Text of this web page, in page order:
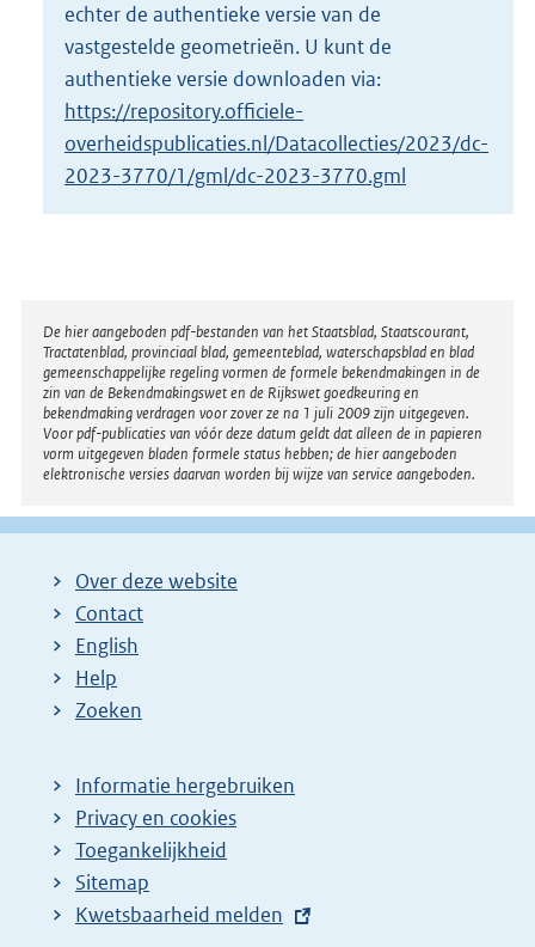
3
3
9
echter de authentieke versie van de
vastgestelde geometrieën. U kunt de
authentieke versie downloaden via:
https://repository.officiele-
overheidspublicaties.nl/Datacollecties/2023/dc-
2023-3770/1/gml/dc-2023-3770.gml
Disclaimer
De hier aangeboden pdf-bestanden van het Staatsblad, Staatscourant,
Tractatenblad, provinciaal blad, gemeenteblad, waterschapsblad en blad
gemeenschappelijke regeling vormen de formele bekendmakingen in de
zin van de Bekendmakingswet en de Rijkswet goedkeuring en
bekendmaking verdragen voor zover ze na 1 juli 2009 zijn uitgegeven.
Voor pdf-publicaties van vóór deze datum geldt dat alleen de in papieren
vorm uitgegeven bladen formele status hebben; de hier aangeboden
elektronische versies daarvan worden bij wijze van service aangeboden.
Over deze website
Contact
English
Help
Zoeken
Informatie hergebruiken
Privacy en cookies
Toegankelijkheid
Sitemap
E
Kwetsbaarheid melden